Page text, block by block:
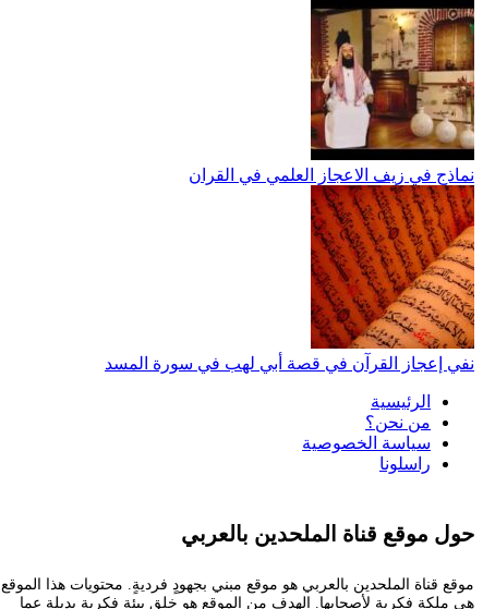
نماذج في زيف الاعجاز العلمي في القران
نفي إعجاز القرآن في قصة أبي لهب في سورة المسد
الرئيسية
من نحن؟
سياسة الخصوصية
راسلونا
حول موقع قناة الملحدين بالعربي
موقع قناة الملحدين بالعربي هو موقع مبني بجهودٍ فرديةٍ. محتويات هذا الموقع
هي ملكة فكرية لأصحابها. الهدف من الموقع هو خلق بيئة فكرية بديلة عما